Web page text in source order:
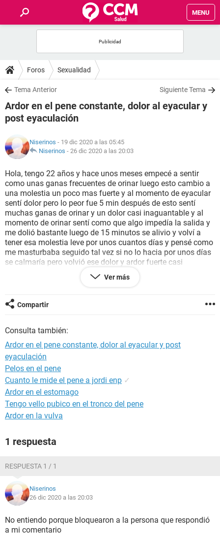
MENU
FOROS
SALUD
FAMILIA
NUTRICIÓN
SEXUALIDAD
GLOSARIO
Foros Sexualidad
Tema Anterior Siguiente Tema
Ardor en el pene constante, dolor al eyacular y
post eyaculación
Niserinos - 19 dic 2020 a las 05:45
Niserinos - 26 dic 2020 a las 20:03
Hola, tengo 22 años y hace unos meses empecé a sentir
como unas ganas frecuentes de orinar luego esto cambio a
una molestia un poco mas fuerte y al momento de eyacular
sentí dolor pero lo peor fue 5 min después de esto sentí
muchas ganas de orinar y un dolor casi inaguantable y al
momento de orinar sentí como que algo impedía la salida y
me dolió bastante luego de 15 minutos se alivio y volví a
tener esa molestia leve por unos cuantos días y pensé como
me masturbaba seguido tal vez si no lo hacia por unos días
se calmaría pero volvió ese dolor y ardor fuerte casi
El dolor esta en la punta del pene, en la pelvis y en la uretra y
La verdad ya e ido al Urólogo varias veces y en los análisis
no salió nada anormal y siempre me dan algo que o no me
TANSILOPROST TAMSULOSINA el medico me recomendó
tomar una por día durante unos meses pero a la 5ta pastilla
suspendí porque en vez de ayudarme lo que hizo fue
disminuir mi cantidad de semen al eyacular y era casi
imperceptible y bueno eso me hacia doler mas y también
volvió esa molestia constante pero mas fuerte.
PORFAVOR SI A ALGUIEN LE AH PASADO O TIENE UNA
SOLUCION O UN MEDICAMENTO QUE PUEDA PEDIRLE AL
UROLOGO PARA QUE ME RESETE LES ESTARE MUY
Ver más
Compartir
Consulta también:
Ardor en el pene constante, dolor al eyacular y post
eyaculación
Pelos en el pene
Cuanto le mide el pene a jordi enp ✓
Ardor en el estomago
Tengo vello pubico en el tronco del pene
Ardor en la vulva
1 respuesta
RESPUESTA 1 / 1
Niserinos
26 dic 2020 a las 20:03
No entiendo porque bloquearon a la persona que respondió
a mi comentario